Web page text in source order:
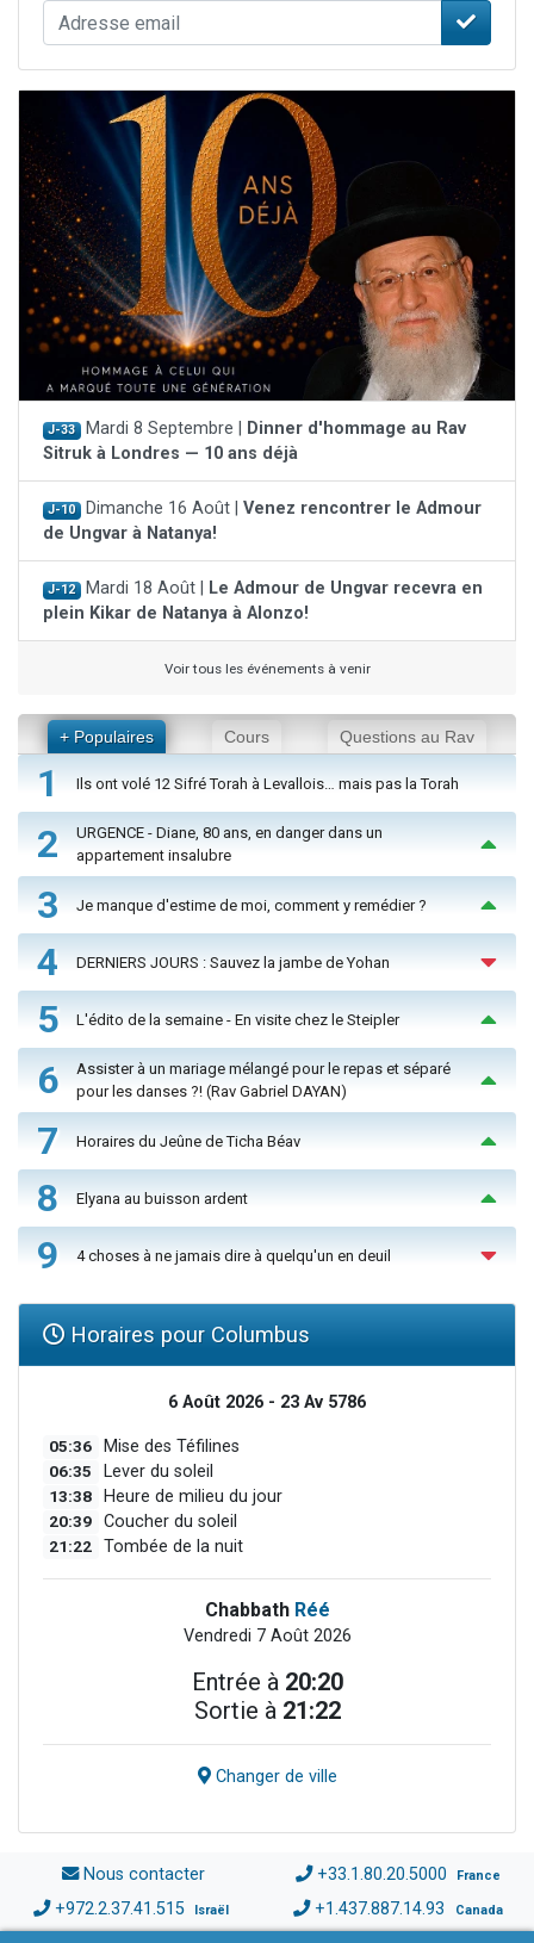
J-33 Mardi 8 Septembre |
Dinner d'hommage au Rav
Sitruk à Londres — 10 ans déjà
J-10 Dimanche 16 Août | Venez rencontrer le Admour
de Ungvar à Natanya!
J-12 Mardi 18 Août |
Le Admour de Ungvar recevra en
plein Kikar de Natanya à Alonzo!
Voir tous les événements à venir
+ Populaires Cours Questions au Rav
1 Ils ont volé 12 Sifré Torah à Levallois… mais pas la Torah
2
URGENCE - Diane, 80 ans, en danger dans un
appartement insalubre
3 Je manque d'estime de moi, comment y remédier ?
4 DERNIERS JOURS : Sauvez la jambe de Yohan
5 L'édito de la semaine - En visite chez le Steipler
6
Assister à un mariage mélangé pour le repas et séparé
pour les danses ?! (Rav Gabriel DAYAN)
7 Horaires du Jeûne de Ticha Béav
8 Elyana au buisson ardent
9 4 choses à ne jamais dire à quelqu'un en deuil
Horaires pour Columbus
6 Août 2026 - 23 Av 5786
05:36 Mise des Téfilines
06:35 Lever du soleil
13:38 Heure de milieu du jour
20:39 Coucher du soleil
21:22 Tombée de la nuit
Chabbath Réé
Vendredi 7 Août 2026
Entrée à 20:20
Sortie à 21:22
Changer de ville
Nous contacter +33.1.80.20.5000 France
+972.2.37.41.515 Israël +1.437.887.14.93 Canada